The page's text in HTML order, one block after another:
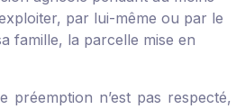
par lui-même ou par le
famille, la parcelle mise en
préemption n’est pas respecté,